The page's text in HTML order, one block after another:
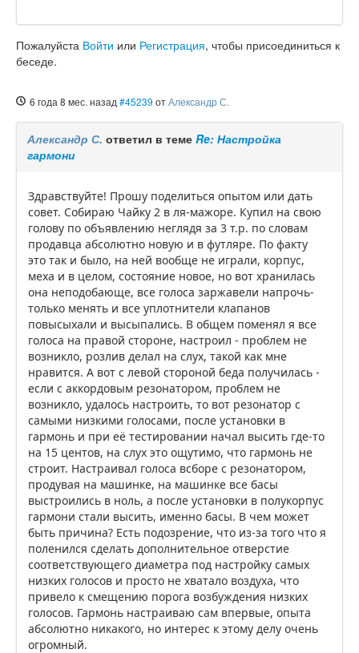
Пожалуйста Войти или Регистрация, чтобы присоединиться к
беседе.
6 года 8 мес. назад #45239 отАлександр С.
Александр С. ответил в теме Re: Настройка
гармони
Здравствуйте! Прошу поделиться опытом или дать
совет. Собираю Чайку 2 в ля-мажоре. Купил на свою
голову по объявлению неглядя за 3 т.р. по словам
продавца абсолютно новую и в футляре. По факту
это так и было, на ней вообще не играли, корпус,
меха и в целом, состояние новое, но вот хранилась
она неподобающе, все голоса заржавели напрочь-
только менять и все уплотнители клапанов
повысыхали и высыпались. В общем поменял я все
голоса на правой стороне, настроил - проблем не
возникло, розлив делал на слух, такой как мне
нравится. А вот с левой стороной беда получилась -
если с аккордовым резонатором, проблем не
возникло, удалось настроить, то вот резонатор с
самыми низкими голосами, после установки в
гармонь и при её тестировании начал высить где-то
на 15 центов, на слух это ощутимо, что гармонь не
строит. Настраивал голоса всборе с резонатором,
продувая на машинке, на машинке все басы
выстроились в ноль, а после установки в полукорпус
гармони стали высить, именно басы. В чем может
быть причина? Есть подозрение, что из-за того что я
поленился сделать дополнительное отверстие
соответствующего диаметра под настройку самых
низких голосов и просто не хватало воздуха, что
привело к смещению порога возбуждения низких
голосов. Гармонь настраиваю сам впервые, опыта
абсолютно никакого, но интерес к этому делу очень
огромный.